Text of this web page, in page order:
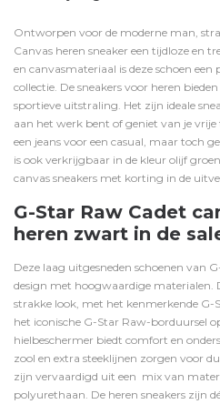
Ontworpen voor de moderne man,
Canvas heren sneaker een tijdloze en
en canvasmateriaal is deze schoen
collectie. De sneakers voor heren
sportieve uitstraling. Het zijn ideale
aan het werk bent of geniet van je
een jeans voor een casual, maar toch
is ook verkrijgbaar in de kleur olijf groen
canvas sneakers met korting in de
G-Star Raw Cadet
heren zwart in de
Deze laag uitgesneden schoenen van
design met hoogwaardige materialen.
strakke look, met het kenmerkende
het iconische G-Star Raw-borduursel
hielbeschermer biedt comfort en
zool en extra steeklijnen zorgen voor
zijn vervaardigd uit een mix van
polyurethaan. De heren sneakers zijn